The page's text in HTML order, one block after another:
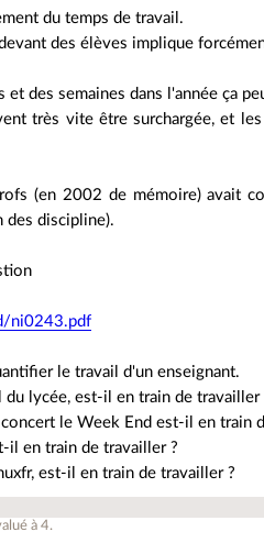
du temps de travail.
des élèves implique
des semaines dans l'année ça
très vite être surchargée, et
(en 2002 de mémoire) avait
des discipline).
ni0243.pdf
le travail d'un enseignant.
lycée, est-il en train de travailler
le Week End est-il en train
il en train de travailler ?
est-il en train de travailler ?
à4.